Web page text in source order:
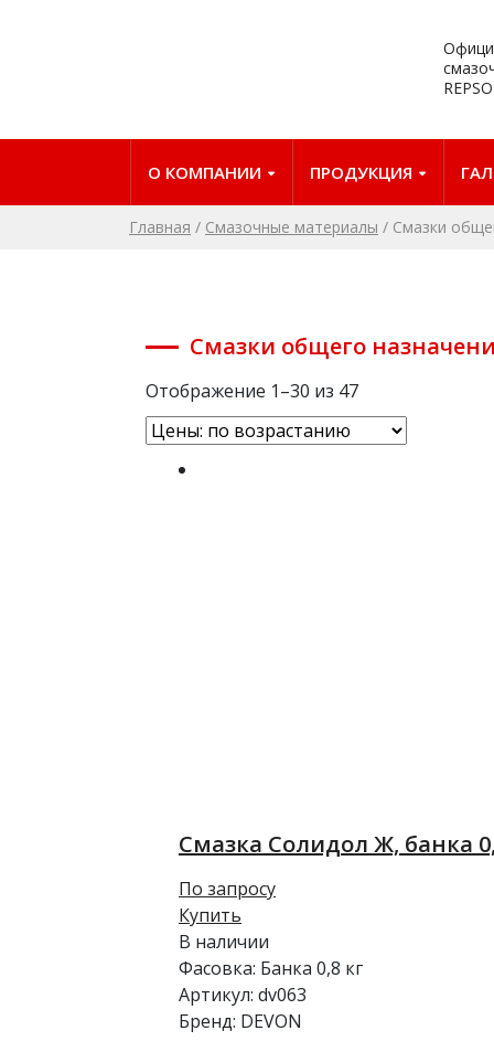
О КОМПАНИИ ПРОДУКЦИЯ
Главная / Смазочные материалы / Смазки
Смазки общего
Отображение 1–30 из 47
Смазка Солидол Ж, банка
По запросу
Купить
В наличии
Фасовка: Банка 0,8 кг
Артикул: dv063
Бренд: DEVON